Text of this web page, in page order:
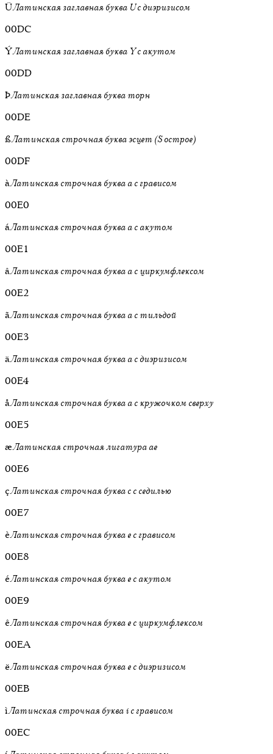
ÜЛатинская заглавная буква U с диэризисом
00DC
ÝЛатинская заглавная буква Y с акутом
00DD
ÞЛатинская заглавная буква торн
00DE
ßЛатинская строчная буква эсцет (S острое)
00DF
àЛатинская строчная буква a с грависом
00E0
áЛатинская строчная буква a с акутом
00E1
âЛатинская строчная буква a с циркумфлексом
00E2
ãЛатинская строчная буква a с тильдой
00E3
äЛатинская строчная буква a с диэризисом
00E4
åЛатинская строчная буква a с кружочком сверху
00E5
æЛатинская строчная лигатура ae
00E6
çЛатинская строчная буква c с седилью
00E7
èЛатинская строчная буква e с грависом
00E8
éЛатинская строчная буква e с акутом
00E9
êЛатинская строчная буква e с циркумфлексом
00EA
ëЛатинская строчная буква e с диэризисом
00EB
ìЛатинская строчная буква i с грависом
00EC